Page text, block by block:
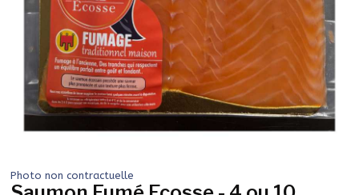
Photo non contractuelle